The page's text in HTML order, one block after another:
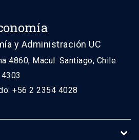
y Administración UC
4860, Macul. Santiago, Chile
+56 2 2354 4028